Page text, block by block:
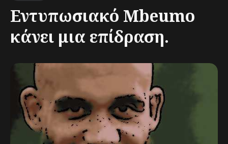
Εντυπωσιακό Mbeumo
κάνει μια επίδραση.